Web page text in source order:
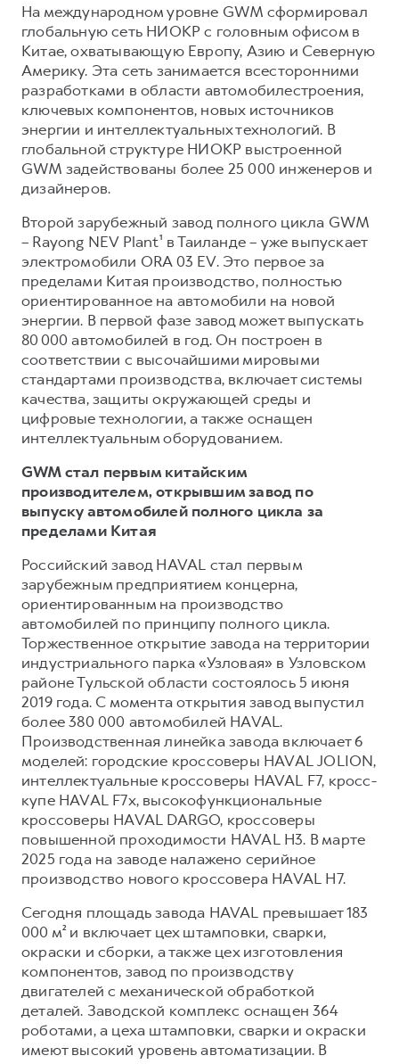
На международном уровне GWM сформировал
глобальную сеть НИОКР с головным офисом в
Китае, охватывающую Европу, Азию и Северную
Америку. Эта сеть занимается всесторонними
разработками в области автомобилестроения,
ключевых компонентов, новых источников
энергии и интеллектуальных технологий. В
глобальной структуре НИОКР выстроенной
GWM задействованы более 25 000 инженеров и
дизайнеров.
Второй зарубежный завод полного цикла GWM
– Rayong NEV Plant¹ в Таиланде – уже выпускает
электромобили ORA 03 EV. Это первое за
пределами Китая производство, полностью
ориентированное на автомобили на новой
энергии. В первой фазе завод может выпускать
80 000 автомобилей в год. Он построен в
соответствии с высочайшими мировыми
стандартами производства, включает системы
качества, защиты окружающей среды и
цифровые технологии, а также оснащен
интеллектуальным оборудованием.
GWM стал первым китайским
производителем, открывшим завод по
выпуску автомобилей полного цикла за
пределами Китая
Российский завод HAVAL стал первым
зарубежным предприятием концерна,
ориентированным на производство
автомобилей по принципу полного цикла.
Торжественное открытие завода на территории
индустриального парка «Узловая» в Узловском
районе Тульской области состоялось 5 июня
2019 года. С момента открытия завод выпустил
более 380 000 автомобилей HAVAL.
Производственная линейка завода включает 6
моделей: городские кроссоверы HAVAL JOLION,
интеллектуальные кроссоверы HAVAL F7, кросс-
купе HAVAL F7x, высокофункциональные
кроссоверы HAVAL DARGO, кроссоверы
повышенной проходимости HAVAL H3. В марте
2025 года на заводе налажено серийное
производство нового кроссовера HAVAL H7.
Сегодня площадь завода HAVAL превышает 183
000 м² и включает цех штамповки, сварки,
окраски и сборки, а также цех изготовления
компонентов, завод по производству
двигателей с механической обработкой
деталей. Заводской комплекс оснащен 364
роботами, а цеха штамповки, сварки и окраски
имеют высокий уровень автоматизации. В